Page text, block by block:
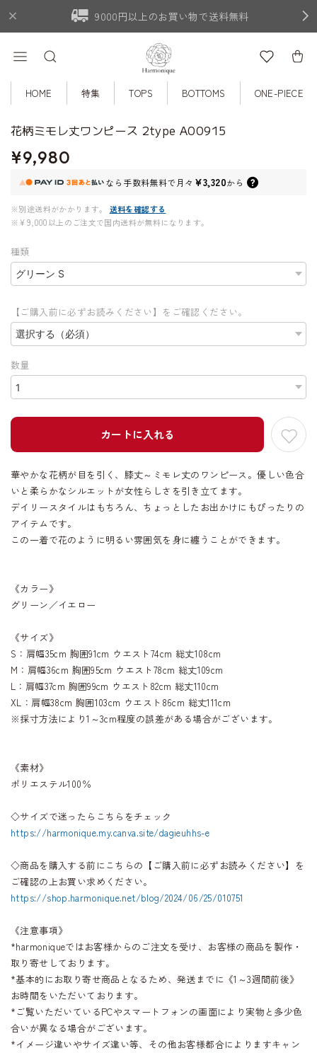
9000円以上のお買い物で送料無料
HOME 特集 TOPS BOTTOMS ONE-PIECE
花柄ミモレ丈ワンピース 2type A00915
¥9,980
なら 手数料無料で月々 ¥3,320から
※別途送料がかかります。
送料を確認する
※¥9,000以上のご注文で国内送料が無料になります。
種類
【ご購入前に必ずお読みください】をご確認ください。
数量
カートに入れる
華やかな花柄が目を引く、膝丈～ミモレ丈のワンピース。優しい色合
いと柔らかなシルエットが女性らしさを引き立てます。
デイリースタイルはもちろん、ちょっとしたお出かけにもぴったりの
アイテムです。
この一着で花のように明るい雰囲気を身に纏うことができます。
《カラー》
グリーン／イエロー
《サイズ》
S：肩幅35cm 胸囲91cm ウエスト74cm 総丈108cm
M：肩幅36cm 胸囲95cm ウエスト78cm 総丈109cm
L：肩幅37cm 胸囲99cm ウエスト82cm 総丈110cm
XL：肩幅38cm 胸囲103cm ウエスト86cm 総丈111cm
※採寸方法により1～3cm程度の誤差がある場合がございます。
《素材》
ポリエステル100％
◇サイズで迷ったらこちらをチェック
https://harmonique.my.canva.site/dagieuhhs-e
◇商品を購入する前にこちらの【ご購入前に必ずお読みください】を
ご確認の上お買い求めください。
https://shop.harmonique.net/blog/2024/06/25/010751
《注意事項》
*harmoniqueではお客様からのご注文を受け、お客様の商品を製作・
取り寄せしております。
*基本的にお取り寄せ商品となるため、発送までに《1～3週間前後》
お時間をいただいております。
*ご覧いただいているPCやスマートフォンの画面により実物と多少色
合いが異なる場合がございます。
*イメージ違いやサイズ違い等、その他お客様都合によりますキャン